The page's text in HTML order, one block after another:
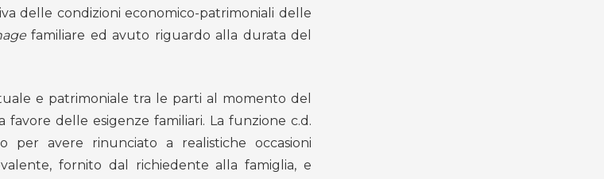
delle condizioni economico-patrimoniali delle
familiare ed avuto riguardo alla durata del
e patrimoniale tra le parti al momento del
delle esigenze familiari. La funzione c.d.
per avere rinunciato a realistiche occasioni
fornito dal richiedente alla famiglia, e